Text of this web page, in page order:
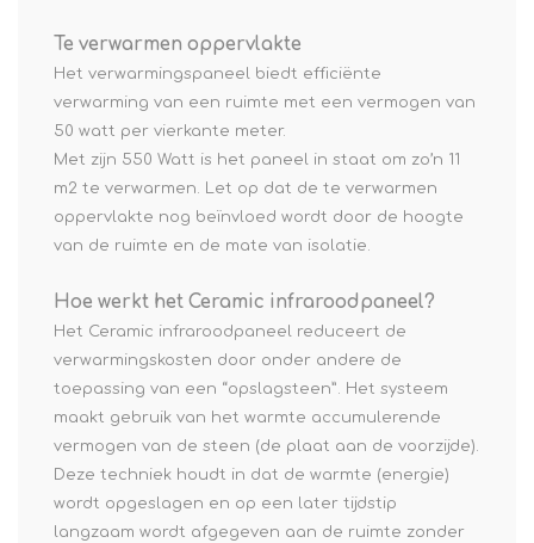
Te verwarmen oppervlakte
Het verwarmingspaneel biedt efficiënte
verwarming van een ruimte met een vermogen van
50 watt per vierkante meter.
Met zijn 550 Watt is het paneel in staat om zo’n 11
m2 te verwarmen. Let op dat de te verwarmen
oppervlakte nog beïnvloed wordt door de hoogte
van de ruimte en de mate van isolatie.
Hoe werkt het Ceramic infraroodpaneel?
Het Ceramic infraroodpaneel reduceert de
verwarmingskosten door onder andere de
toepassing van een “opslagsteen”. Het systeem
maakt gebruik van het warmte accumulerende
vermogen van de steen (de plaat aan de voorzijde).
Deze techniek houdt in dat de warmte (energie)
wordt opgeslagen en op een later tijdstip
langzaam wordt afgegeven aan de ruimte zonder